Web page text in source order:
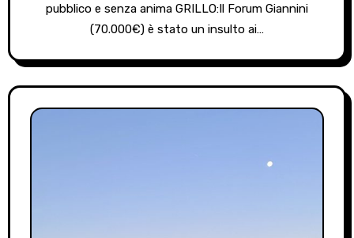
pubblico e senza anima GRILLO:Il Forum Giannini
(70.000€) è stato un insulto ai…